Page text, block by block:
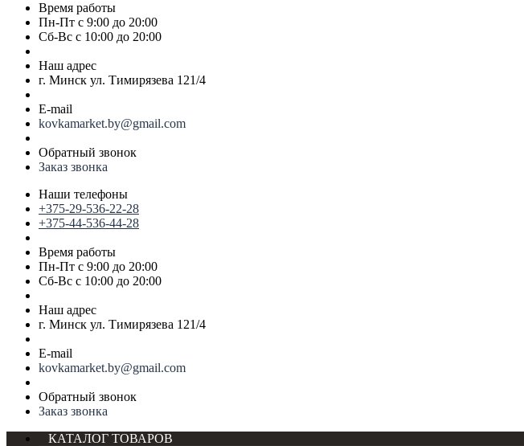
Время работы
Пн-Пт с 9:00 до 20:00
Сб-Вс с 10:00 до 20:00
Наш адрес
г. Минск ул. Тимирязева 121/4
E-mail
kovkamarket.by@gmail.com
Обратный звонок
Заказ звонка
Наши телефоны
+375-29-536-22-28
+375-44-536-44-28
Время работы
Пн-Пт с 9:00 до 20:00
Сб-Вс с 10:00 до 20:00
Наш адрес
г. Минск ул. Тимирязева 121/4
E-mail
kovkamarket.by@gmail.com
Обратный звонок
Заказ звонка
КАТАЛОГ ТОВАРОВ